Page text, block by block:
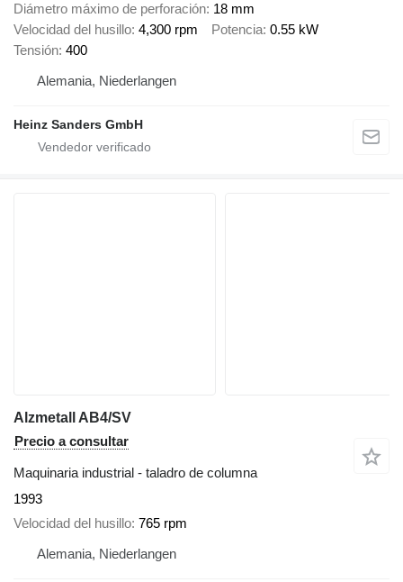
Diámetro máximo de perforación 18 mm
Velocidad del husillo 4,300 rpm Potencia 0.55 kW
Tensión 400
Alemania, Niederlangen
Heinz Sanders GmbH
Alzmetall AB4/SV
Precio a consultar
Maquinaria industrial - taladro de columna
1993
Velocidad del husillo 765 rpm
Alemania, Niederlangen